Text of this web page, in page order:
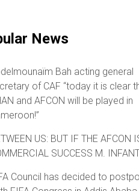
News
Bah acting general
of CAF “today it is clear
and AFCON will be played in
US: BUT IF THE AFCON
SUCCESS M.
Council has decided to